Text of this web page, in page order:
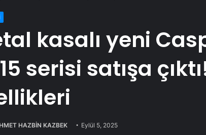
kasalı yeni
serisi satışa
HAZBİN KAZBEK Eylül 5, 2025